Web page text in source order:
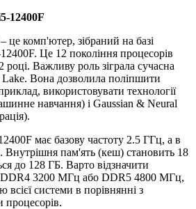
12400F
це комп'ютер, зібраний на базі
Це 12 покоління процесорів
Важливу роль зіграла сучасна
Lake. Вона дозволила поліпшити
використовувати технології
навчання) і Gaussian & Neural
має базову частоту 2.5 ГГц, а в
пам'ять (кеш) становить 18
до 128 ГБ. Варто відзначити
DDR4 3200 МГц або DDR5 4800 МГц,
системи в порівнянні з